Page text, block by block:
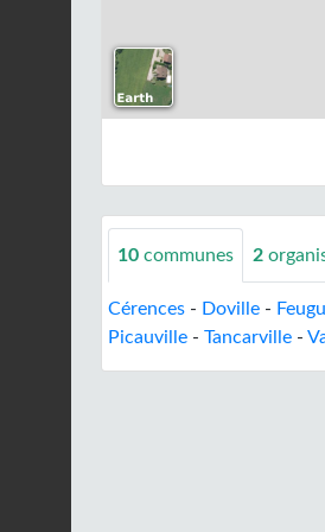
10 communes 2
Cérences - Doville -
Picauville - Tancarville -